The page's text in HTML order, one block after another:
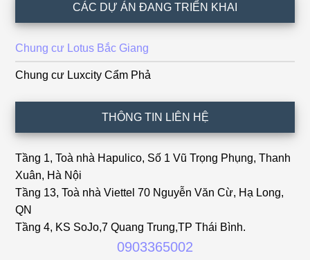
CÁC DỰ ÁN ĐANG TRIỂN KHAI
Chung cư Lotus Bắc Giang
Chung cư Luxcity Cẩm Phả
THÔNG TIN LIÊN HỆ
Tầng 1, Toà nhà Hapulico, Số 1 Vũ Trọng Phụng, Thanh
Xuân, Hà Nội
Tầng 13, Toà nhà Viettel 70 Nguyễn Văn Cừ, Hạ Long,
QN
Tầng 4, KS SoJo,7 Quang Trung,TP Thái Bình.
0903365002